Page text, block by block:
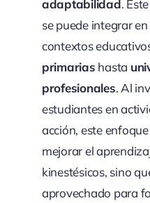
adaptabilidad.
se puede integrar
contextos
primarias hasta
profesionales. Al
estudiantes en
acción, este
mejorar el
kinestésicos, sino
aprovechado para